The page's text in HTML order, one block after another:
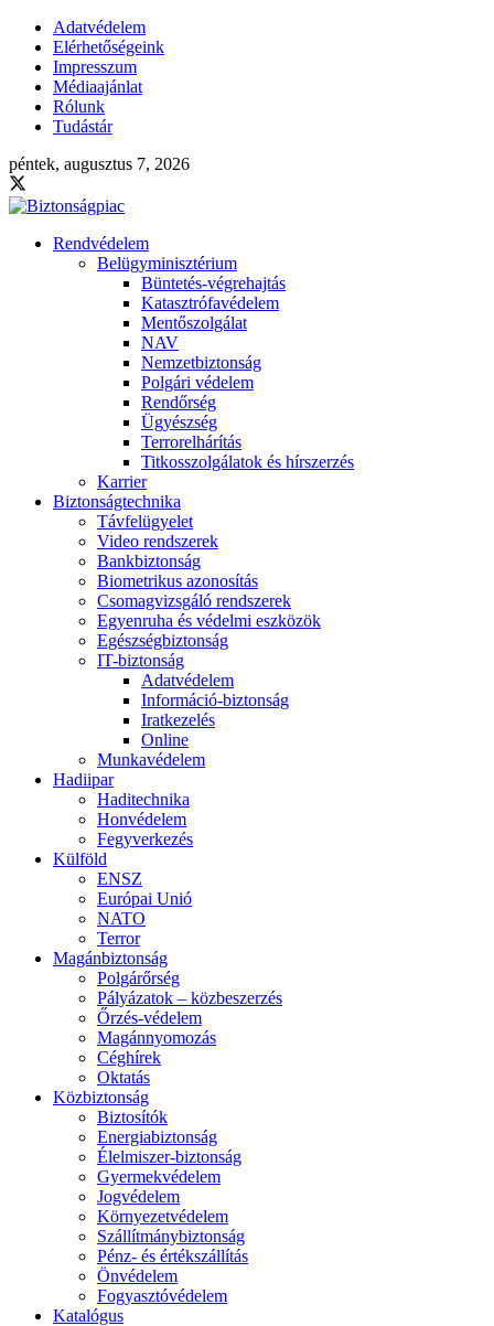
Adatvédelem
Elérhetőségeink
Impresszum
Médiaajánlat
Rólunk
Tudástár
péntek, augusztus 7, 2026
Rendvédelem
Belügyminisztérium
Büntetés-végrehajtás
Katasztrófavédelem
Mentőszolgálat
NAV
Nemzetbiztonság
Polgári védelem
Rendőrség
Ügyészség
Terrorelhárítás
Titkosszolgálatok és hírszerzés
Karrier
Biztonságtechnika
Távfelügyelet
Video rendszerek
Bankbiztonság
Biometrikus azonosítás
Csomagvizsgáló rendszerek
Egyenruha és védelmi eszközök
Egészségbiztonság
IT-biztonság
Adatvédelem
Információ-biztonság
Iratkezelés
Online
Munkavédelem
Hadiipar
Haditechnika
Honvédelem
Fegyverkezés
Külföld
ENSZ
Európai Unió
NATO
Terror
Magánbiztonság
Polgárőrség
Pályázatok – közbeszerzés
Őrzés-védelem
Magánnyomozás
Céghírek
Oktatás
Közbiztonság
Biztosítók
Energiabiztonság
Élelmiszer-biztonság
Gyermekvédelem
Jogvédelem
Környezetvédelem
Szállítmánybiztonság
Pénz- és értékszállítás
Önvédelem
Fogyasztóvédelem
Katalógus